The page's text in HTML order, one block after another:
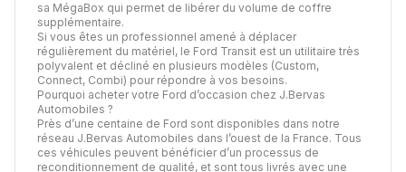
sa MégaBox qui permet de libérer du volume de coffre
supplémentaire.
Si vous êtes un professionnel amené à déplacer
régulièrement du matériel, le Ford Transit est un utilitaire très
polyvalent et décliné en plusieurs modèles (Custom,
Connect, Combi) pour répondre à vos besoins.
Pourquoi acheter votre Ford d’occasion chez J.Bervas
Automobiles ?
Près d’une centaine de Ford sont disponibles dans notre
réseau J.Bervas Automobiles dans l’ouest de la France. Tous
ces véhicules peuvent bénéficier d’un processus de
reconditionnement de qualité, et sont tous livrés avec une